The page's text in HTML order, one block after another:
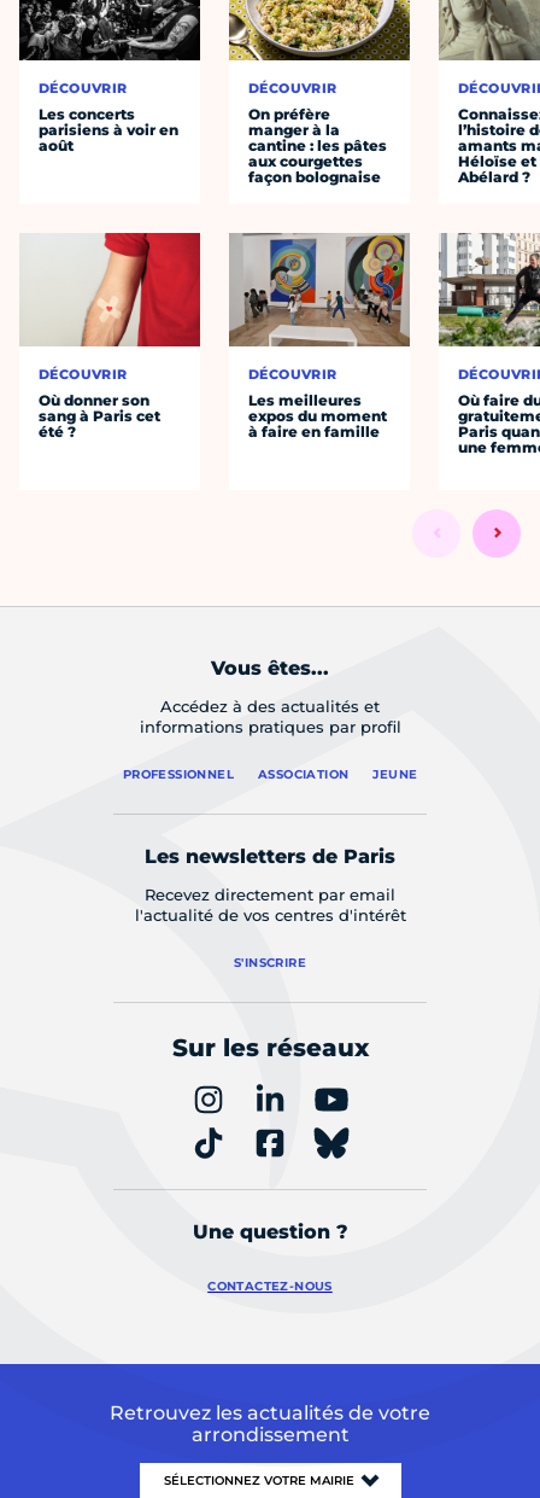
DÉCOUVRIR
Les concerts
parisiens à voir en
août
DÉCOUVRIR
Où donner son
sang à Paris cet
été ?
DÉCOUVRIR
On préfère
manger à la
cantine : les pâtes
aux courgettes
façon bolognaise
DÉCOUVRIR
Les meilleures
expos du moment
à faire en famille
l’histoire
amants
Héloïse et
Abélard ?
Où faire
Paris
une
Vous êtes...
Accédez à des actualités et
informations pratiques par profil
PROFESSIONNEL ASSOCIATION JEUNE
Les newsletters de Paris
Recevez directement par email
l'actualité de vos centres d'intérêt
S'INSCRIRE
Sur les réseaux
Une question ?
CONTACTEZ-NOUS
Retrouvez les actualités de votre
arrondissement